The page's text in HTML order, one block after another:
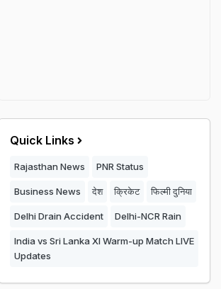
Quick Links
Rajasthan News PNR Status
Business News देश क्रिकेट फिल्मी दुनिया
Delhi Drain Accident Delhi-NCR Rain
India vs Sri Lanka XI Warm-up Match LIVE
Updates